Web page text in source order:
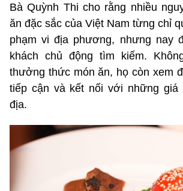
Bà Quỳnh Thi cho rằng nhiều
ăn đặc sắc của Việt Nam từng chỉ
phạm vi địa phương, nhưng nay
khách chủ động tìm kiếm.
thưởng thức món ăn, họ còn xem
tiếp cận và kết nối với những giá
địa.